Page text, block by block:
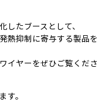
したブースとして、
熱抑制に寄与する製品を
イヤーをぜひご覧くださ
す。